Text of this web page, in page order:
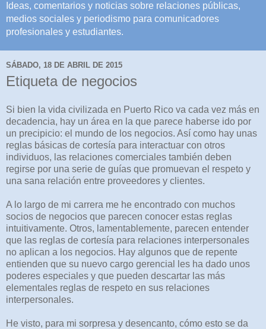
Ideas, comentarios y noticias sobre relaciones públicas,
medios sociales y periodismo para comunicadores
profesionales y estudiantes.
SÁBADO, 18 DE ABRIL DE 2015
Etiqueta de negocios
Si bien la vida civilizada en Puerto Rico va cada vez más en
decadencia, hay un área en la que parece haberse ido por
un precipicio: el mundo de los negocios. Así como hay unas
reglas básicas de cortesía para interactuar con otros
individuos, las relaciones comerciales también deben
regirse por una serie de guías que promuevan el respeto y
una sana relación entre proveedores y clientes.
A lo largo de mi carrera me he encontrado con muchos
socios de negocios que parecen conocer estas reglas
intuitivamente. Otros, lamentablemente, parecen entender
que las reglas de cortesía para relaciones interpersonales
no aplican a los negocios. Hay algunos que de repente
entienden que su nuevo cargo gerencial les ha dado unos
poderes especiales y que pueden descartar las más
elementales reglas de respeto en sus relaciones
interpersonales.
He visto, para mi sorpresa y desencanto, cómo esto se da